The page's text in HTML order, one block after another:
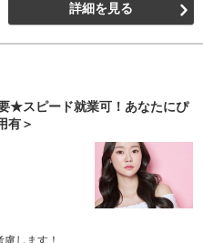
詳細を見る
★スピード就業可！あなたにぴ
有＞
します！